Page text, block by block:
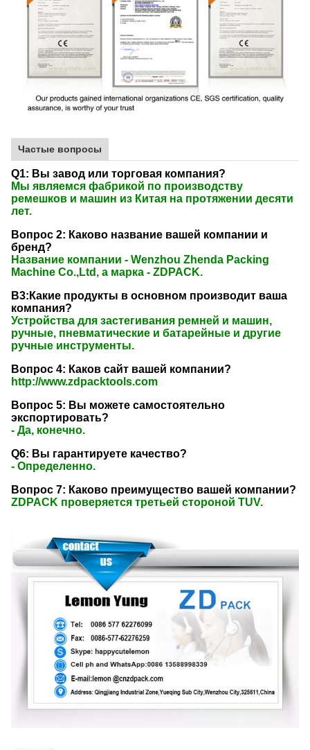
Частые вопросы
Q1: Вы завод или торговая компания?
Мы являемся фабрикой по производству
ремешков и машин из Китая на протяжении десяти
лет.
Вопрос 2: Каково название вашей компании и
бренд?
Название компании - Wenzhou Zhenda Packing
Machine Co.,Ltd, а марка - ZDPACK.
В3:Какие продукты в основном производит ваша
компания?
Устройства для застегивания ремней и машин,
ручные, пневматические и батарейные и другие
ручные инструменты.
Вопрос 4: Каков сайт вашей компании?
http://www.zdpacktools.com
Вопрос 5: Вы можете самостоятельно
экспортировать?
- Да, конечно.
Q6: Вы гарантируете качество?
- Определенно.
Вопрос 7: Каково преимущество вашей компании?
ZDPACK проверяется третьей стороной TUV.